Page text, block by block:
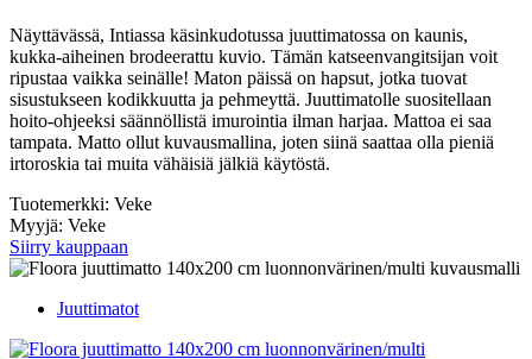
Näyttävässä, Intiassa käsinkudotussa juuttimatossa on kaunis,
kukka-aiheinen brodeerattu kuvio. Tämän katseenvangitsijan voit
ripustaa vaikka seinälle! Maton päissä on hapsut, jotka tuovat
sisustukseen kodikkuutta ja pehmeyttä. Juuttimatolle suositellaan
hoito-ohjeeksi säännöllistä imurointia ilman harjaa. Mattoa ei saa
tampata. Matto ollut kuvausmallina, joten siinä saattaa olla pieniä
irtoroskia tai muita vähäisiä jälkiä käytöstä.
Tuotemerkki: Veke
Myyjä: Veke
Siirry kauppaan
Juuttimatot